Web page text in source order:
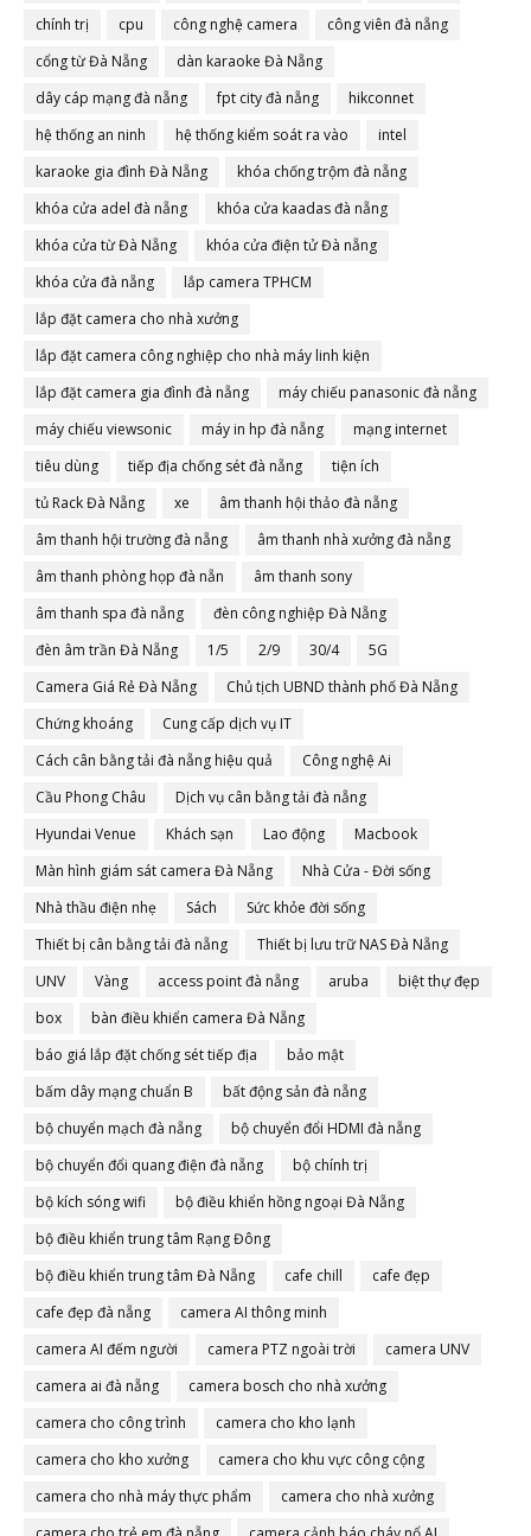
chính trị
cpu công nghệ camera
công viên đà nẵng
cổng từ Đà Nẵng
dàn karaoke Đà Nẵng
dây cáp mạng đà nẵng
fpt city đà nẵng
hikconnet
hệ thống an ninh
hệ thống kiểm soát ra vào
intel
karaoke gia đình Đà Nẵng
khóa chống trộm đà nẵng
khóa cửa adel đà nẵng
khóa cửa kaadas đà nẵng
khóa cửa từ Đà Nẵng
khóa cửa điện tử Đà nẵng
khóa cửa đà nẵng
lắp camera TPHCM
lắp đặt camera cho nhà xưởng
lắp đặt camera công nghiệp cho nhà máy linh kiện
lắp đặt camera gia đình đà nẵng
máy chiếu panasonic đà nẵng
máy chiếu viewsonic
máy in hp đà nẵng
mạng internet
tiêu dùng
tiếp địa chống sét đà nẵng
tiện ích
tủ Rack Đà Nẵng
xe
âm thanh hội thảo đà nẵng
âm thanh hội trường đà nẵng
âm thanh nhà xưởng đà nẵng
âm thanh phòng họp đà nẵn
âm thanh sony
âm thanh spa đà nẵng
đèn công nghiệp Đà Nẵng
đèn âm trần Đà Nẵng
1/5 2/9 30/4
5G
Camera Giá Rẻ Đà Nẵng
Chủ tịch UBND thành phố Đà Nẵng
Chứng khoáng
Cung cấp dịch vụ IT
Cách cân bằng tải đà nẵng hiệu quả
Công nghệ Ai
Cầu Phong Châu
Dịch vụ cân bằng tải đà nẵng
Hyundai Venue
Khách sạn Lao động
Macbook
Màn hình giám sát camera Đà Nẵng
Nhà Cửa - Đời sống
Nhà thầu điện nhẹ
Sách
Sức khỏe đời sống
Thiết bị cân bằng tải đà nẵng
Thiết bị lưu trữ NAS Đà Nẵng
UNV
Vàng access point đà nẵng aruba
biệt thự đẹp
box
bàn điều khiển camera Đà Nẵng
báo giá lắp đặt chống sét tiếp địa
bảo mật
bấm dây mạng chuẩn B
bất động sản đà nẵng
bộ chuyển mạch đà nẵng
bộ chuyển đổi HDMI đà nẵng
bộ chuyển đổi quang điện đà nẵng
bộ chính trị
bộ kích sóng wifi
bộ điều khiển hồng ngoại Đà Nẵng
bộ điều khiển trung tâm Rạng Đông
bộ điều khiển trung tâm Đà Nẵng
cafe chill
cafe đẹp
cafe đẹp đà nẵng
camera AI thông minh
camera AI đếm người
camera PTZ ngoài trời
camera UNV
camera ai đà nẵng
camera bosch cho nhà xưởng
camera cho công trình
camera cho kho lạnh
camera cho kho xưởng
camera cho khu vực công cộng
camera cho nhà máy thực phẩm
camera cho nhà xưởng